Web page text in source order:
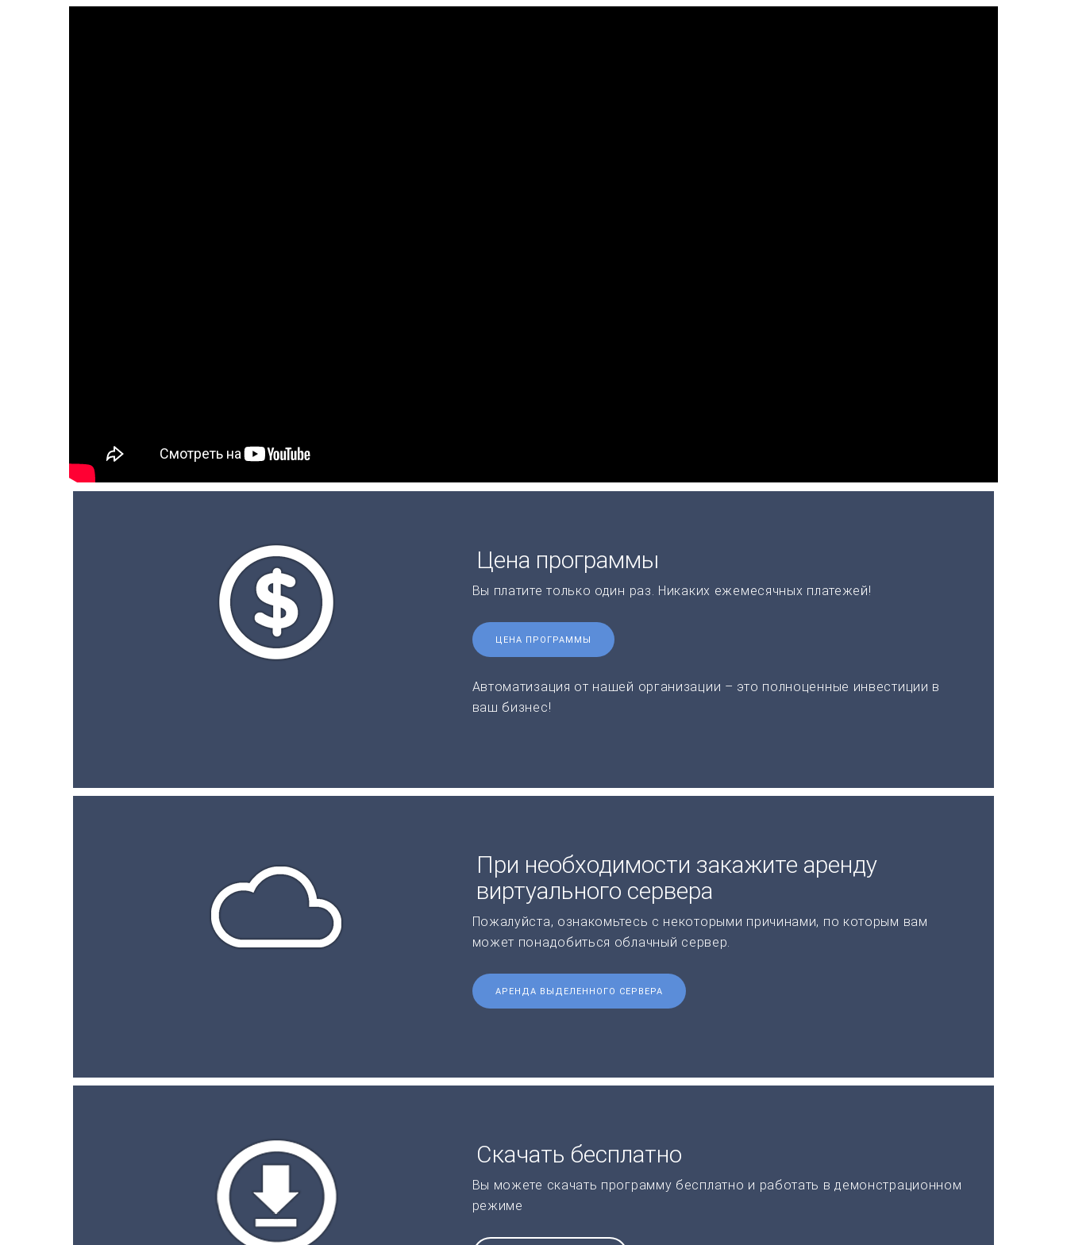
Цена программы
Вы платите только один раз. Никаких ежемесячных платежей!
ЦЕНА ПРОГРАММЫ
Автоматизация от нашей организации – это полноценные инвестиции в
ваш бизнес!
При необходимости закажите аренду
виртуального сервера
Пожалуйста, ознакомьтесь с некоторыми причинами, по которым вам
может понадобиться облачный сервер.
АРЕНДА ВЫДЕЛЕННОГО СЕРВЕРА
Скачать бесплатно
Вы можете скачать программу бесплатно и работать в демонстрационном
режиме